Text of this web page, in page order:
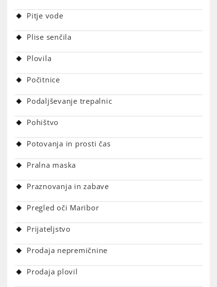
Pitje vode
Plise senčila
Plovila
Počitnice
Podaljševanje trepalnic
Pohištvo
Potovanja in prosti čas
Pralna maska
Praznovanja in zabave
Pregled oči Maribor
Prijateljstvo
Prodaja nepremičnine
Prodaja plovil